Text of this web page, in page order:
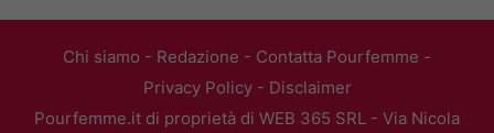
Chi siamo - Redazione - Contatta Pourfemme -
Privacy Policy- Disclaimer
Pourfemme.it di proprietà di WEB 365 SRL - Via Nicola